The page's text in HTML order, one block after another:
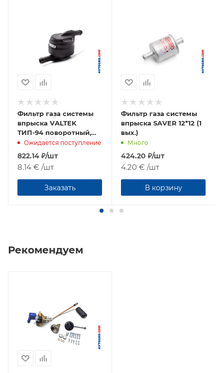
Фильтр газа системы
впрыска VALTEK
ТИП-94 поворотный,
стекловолокно, 12*12
Ожидается поступление
822.14 ₽/шт
8.14 € /шт
Заказать
Фильтр газа системы
впрыска SAVER 12*12 (1
вых.)
Много
424.20 ₽/шт
4.20 € /шт
В корзину
Рекомендуем